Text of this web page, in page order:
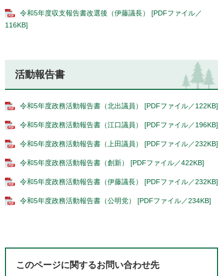
令和5年度収支報告書改選後（伊藤議長） [PDFファイル／
116KB]
活動報告書
令和5年度政務活動報告書（北出議員） [PDFファイル／122KB]
令和5年度政務活動報告書（江口議員） [PDFファイル／196KB]
令和5年度政務活動報告書（上田議員） [PDFファイル／232KB]
令和5年度政務活動報告書（創新） [PDFファイル／422KB]
令和5年度政務活動報告書（伊藤議長） [PDFファイル／232KB]
令和5年度政務活動報告書（公明党） [PDFファイル／234KB]
このページに関するお問い合わせ先